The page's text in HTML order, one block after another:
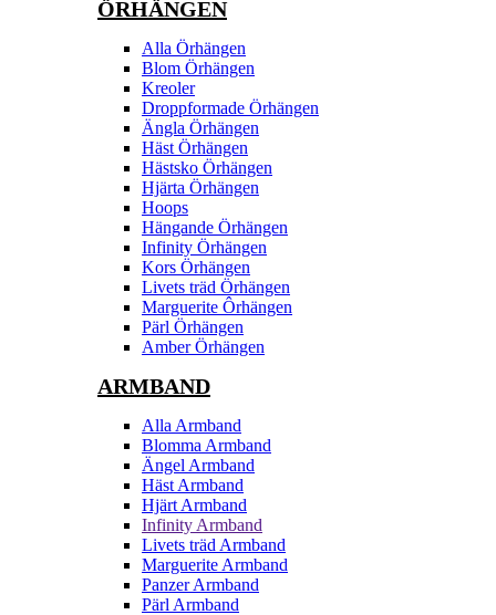
ÖRHÄNGEN
Alla Örhängen
Blom Örhängen
Kreoler
Droppformade Örhängen
Ängla Örhängen
Häst Örhängen
Hästsko Örhängen
Hjärta Örhängen
Hoops
Hängande Örhängen
Infinity Örhängen
Kors Örhängen
Livets träd Örhängen
Marguerite Ôrhängen
Pärl Örhängen
Amber Örhängen
ARMBAND
Alla Armband
Blomma Armband
Ängel Armband
Häst Armband
Hjärt Armband
Infinity Armband
Livets träd Armband
Marguerite Armband
Panzer Armband
Pärl Armband